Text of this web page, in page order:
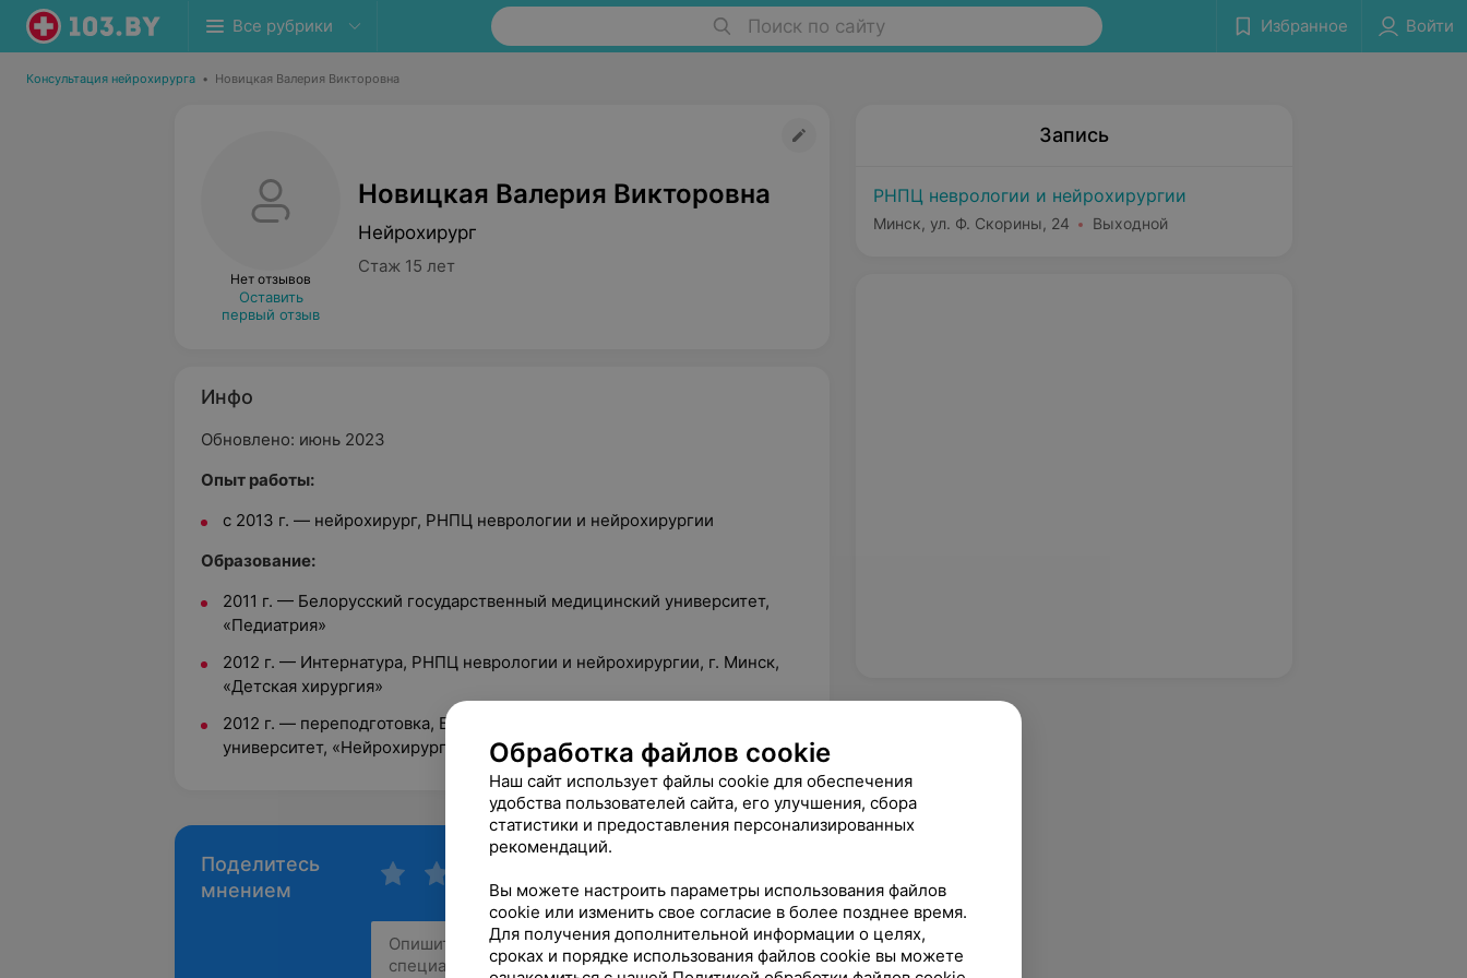
Все рубрики Поиск по сайту Избранное Войти
Консультация нейрохирурга • Новицкая Валерия Викторовна
Нет отзывов
Оставить
первый отзыв
Новицкая Валерия Викторовна
Нейрохирург
Стаж 15 лет
Инфо
Обновлено: июнь 2023
Опыт работы:
с 2013 г. — нейрохирург, РНПЦ неврологии и нейрохирургии
Образование:
2011 г. — Белорусский государственный медицинский университет,
«Педиатрия»
2012 г. — Интернатура, РНПЦ неврологии и нейрохирургии, г. Минск,
«Детская хирургия»
2012 г. — переподготовка, Белорусский государственный медицинский
университет, «Нейрохирургия»
Поделитесь
мнением
Запись
РНПЦ неврологии и нейрохирургии
Минск, ул. Ф. Скорины, 24 Выходной
Обработка файлов cookie
Наш сайт использует файлы cookie для обеспечения
удобства пользователей сайта, его улучшения, сбора
статистики и предоставления персонализированных
рекомендаций.
Вы можете настроить параметры использования файлов
cookie или изменить свое согласие в более позднее время.
Для получения дополнительной информации о целях,
сроках и порядке использования файлов cookie вы можете